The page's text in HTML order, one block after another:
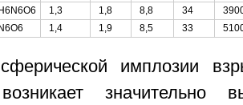
1,3 1,8 8,8 34
1,4 1,9 8,5 33
имплозии
значительно